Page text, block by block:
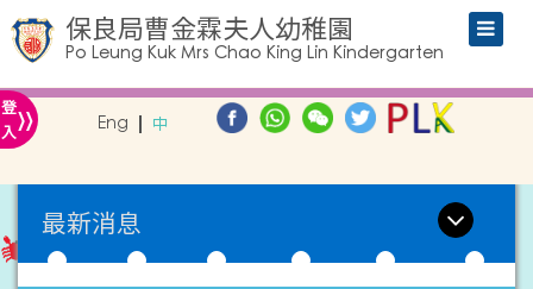
保良局曹金霖夫人幼稚園
Po Leung Kuk Mrs Chao King Lin Kindergarten
登
入» Eng 中
最新消息